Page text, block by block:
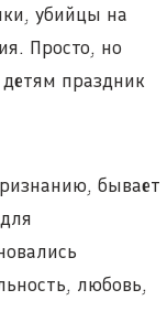
убийцы на
Просто, но
праздник
бывает
любовь,